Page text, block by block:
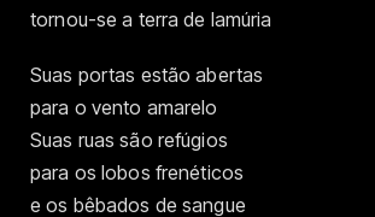
tornou-se a terra de lamúria
Suas portas estão abertas
para o vento amarelo
Suas ruas são refúgios
para os lobos frenéticos
e os bêbados de sangue